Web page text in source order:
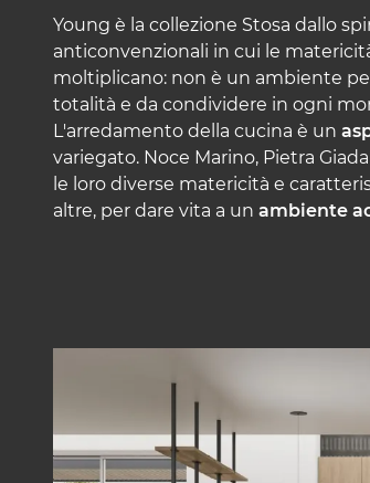
Young è la collezione Stosa dallo
anticonvenzionali in cui le
moltiplicano: non è un ambiente
totalità e da condividere in ogni
L'arredamento della cucina è un
variegato. Noce Marino, Pietra
le loro diverse matericità e
altre, per dare vita a un ambiente